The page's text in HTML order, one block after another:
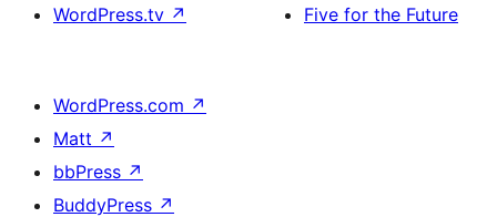
WordPress.tv ↗
Five for the Future
WordPress.com ↗
Matt ↗
bbPress ↗
BuddyPress ↗